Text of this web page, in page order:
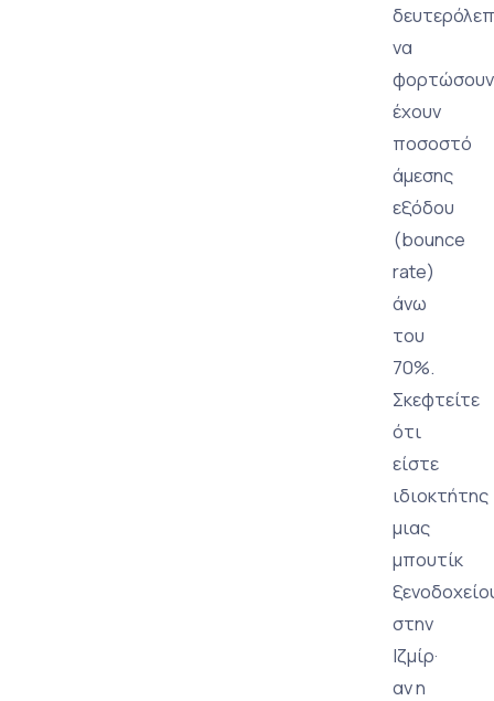
να
φορτώσουν
έχουν
ποσοστό
άμεσης
εξόδου
(bounce
rate)
άνω
του
70%.
Σκεφτείτε
ότι
είστε
ιδιοκτήτης
μιας
μπουτίκ
στην
Ιζμίρ·
αν η